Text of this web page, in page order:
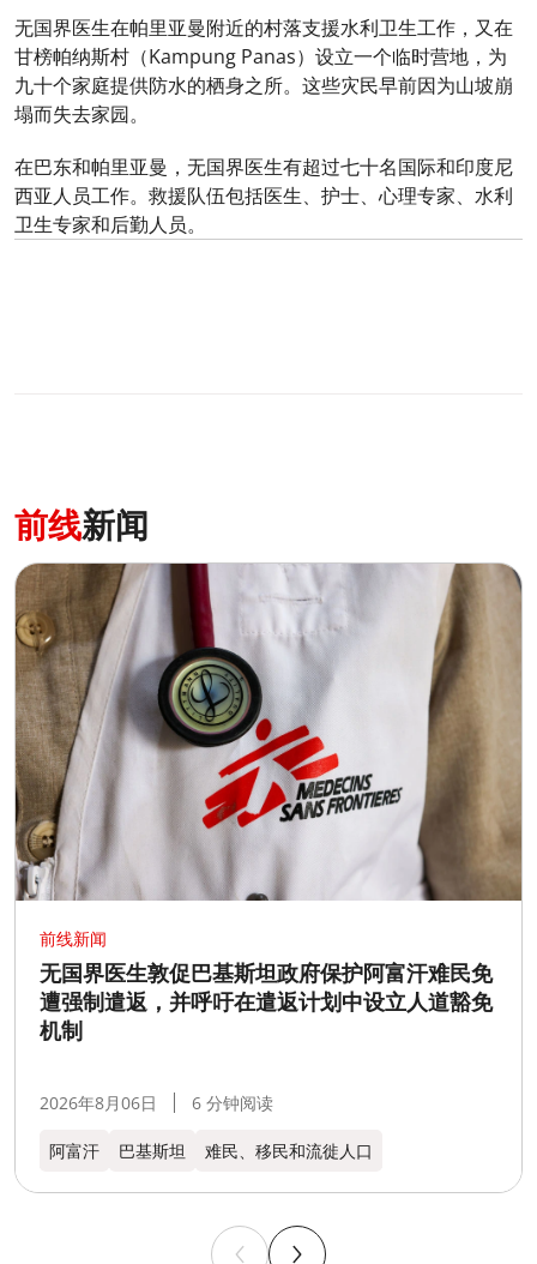
无国界医生在帕里亚曼附近的村落支援水利卫生工作，又在
甘榜帕纳斯村（Kampung Panas）设立一个临时营地，为
九十个家庭提供防水的栖身之所。这些灾民早前因为山坡崩
塌而失去家园。
在巴东和帕里亚曼，无国界医生有超过七十名国际和印度尼
西亚人员工作。救援队伍包括医生、护士、心理专家、水利
卫生专家和后勤人员。
前线新闻
前线新闻
无国界医生敦促巴基斯坦政府保护阿富汗难民免
遭强制遣返，并呼吁在遣返计划中设立人道豁免
机制
2026年8月06日 6 分钟阅读
阿富汗 巴基斯坦 难民、移民和流徙人口